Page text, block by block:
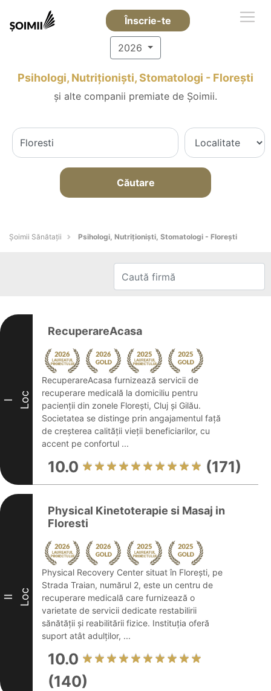
Înscrie-te
2026
Psihologi, Nutriționiști, Stomatologi - Floreşti
și alte companii premiate de Șoimii.
Căutare
Şoimii Sănătații Psihologi, Nutriționiști, Stomatologi - Floreşti
I Loc
RecuperareAcasa
RecuperareAcasa furnizează servicii de
recuperare medicală la domiciliu pentru
pacienții din zonele Florești, Cluj și Gilău.
Societatea se distinge prin angajamentul față
de creșterea calității vieții beneficiarilor, cu
accent pe confortul ...
10.0 (171)
II Loc
Physical Kinetoterapie si Masaj in
Floresti
Physical Recovery Center situat în Florești, pe
Strada Traian, numărul 2, este un centru de
recuperare medicală care furnizează o
varietate de servicii dedicate restabilirii
sănătății și reabilitării fizice. Instituția oferă
suport atât adulților, ...
10.0
(140)